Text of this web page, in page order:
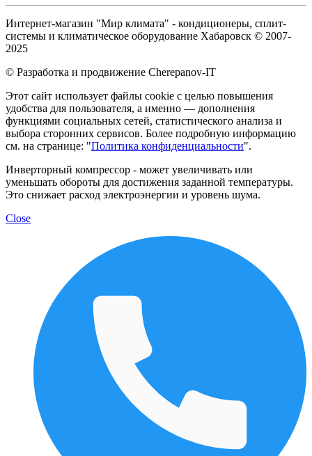
Интернет-магазин "Мир климата" - кондиционеры, сплит-
системы и климатическое оборудование Хабаровск © 2007-
2025
© Разработка и продвижение Cherepanov-IT
Этот сайт использует файлы cookie с целью повышения
удобства для пользователя, а именно — дополнения
функциями социальных сетей, статистического анализа и
выбора сторонних сервисов. Более подробную информацию
см. на странице: "Политика конфиденциальности".
Инверторный компрессор - может увеличивать или
уменьшать обороты для достижения заданной температуры.
Это снижает расход электроэнергии и уровень шума.
Close